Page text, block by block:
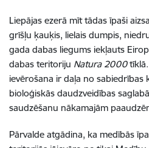
Liepājas ezerā mīt tādas īpaši
grīšļu ķauķis, lielais dumpis,
gada dabas liegums iekļauts
dabas teritoriju Natura 2000
ievērošana ir daļa no sabiedrības
bioloģiskās daudzveidības
saudzēšanu nākamajām
Pārvalde atgādina, ka medībās